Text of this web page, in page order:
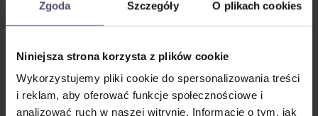
Zgoda Szczegóły O plikach cookies
Niniejsza strona korzysta z plików cookie
Wykorzystujemy pliki cookie do spersonalizowania treści
i reklam, aby oferować funkcje społecznościowe i
analizować ruch w naszej witrynie. Informacje o tym, jak
Breite in cm
Zakres: 0–0